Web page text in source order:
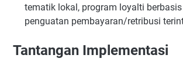
tematik lokal, program loyalti
penguatan pembayaran/retribusi
Tantangan Implementasi